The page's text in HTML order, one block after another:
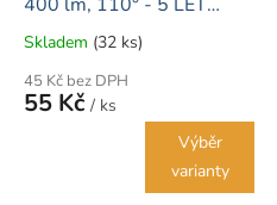
ZÁRUKA
Průměrné
hodnocení
produktu
je
Skladem (32 ks)
45 Kč bez DPH
55 Kč / ks
Výběr
varianty